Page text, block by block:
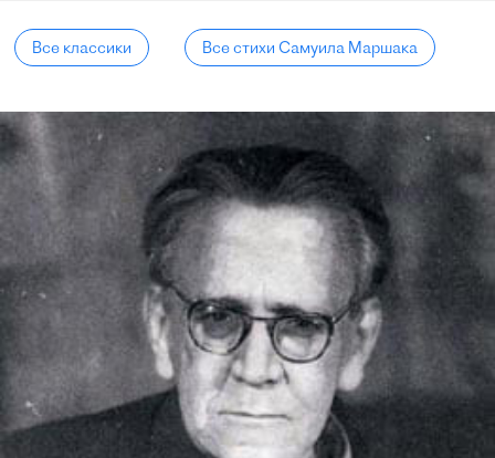
Все классики Все стихи Самуила Маршака